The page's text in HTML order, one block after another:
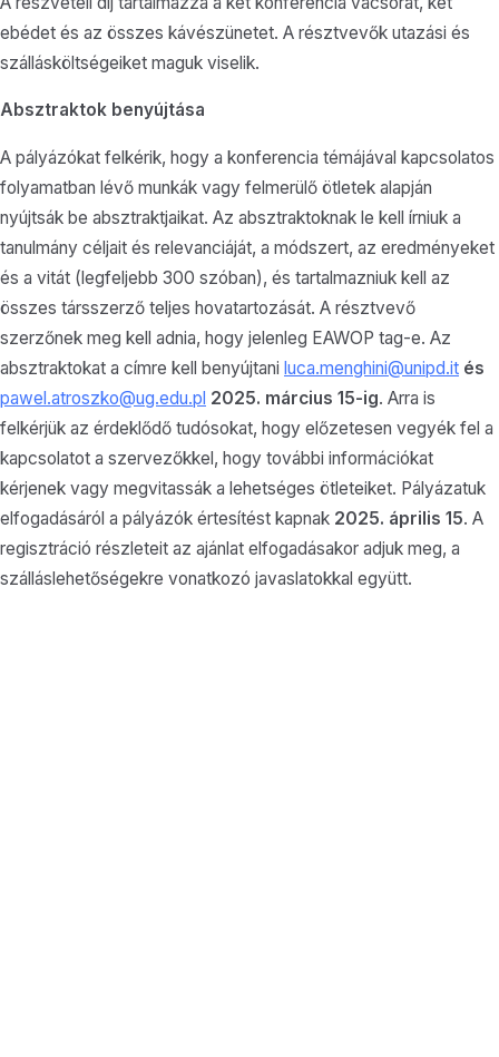
ebédet és az összes kávészünetet. A résztvevők utazási és
szállásköltségeiket maguk viselik.
Absztraktok benyújtása
A pályázókat felkérik, hogy a konferencia témájával kapcsolatos
folyamatban lévő munkák vagy felmerülő ötletek alapján
nyújtsák be absztraktjaikat. Az absztraktoknak le kell írniuk a
tanulmány céljait és relevanciáját, a módszert, az eredményeket
és a vitát (legfeljebb 300 szóban), és tartalmazniuk kell az
összes társszerző teljes hovatartozását. A résztvevő
szerzőnek meg kell adnia, hogy jelenleg EAWOP tag-e. Az
absztraktokat a címre kell benyújtani luca.menghini@unipd.it és
pawel.atroszko@ug.edu.pl 2025. március 15-ig. Arra is
felkérjük az érdeklődő tudósokat, hogy előzetesen vegyék fel a
kapcsolatot a szervezőkkel, hogy további információkat
kérjenek vagy megvitassák a lehetséges ötleteiket. Pályázatuk
elfogadásáról a pályázók értesítést kapnak 2025. április 15. A
regisztráció részleteit az ajánlat elfogadásakor adjuk meg, a
szálláslehetőségekre vonatkozó javaslatokkal együtt.